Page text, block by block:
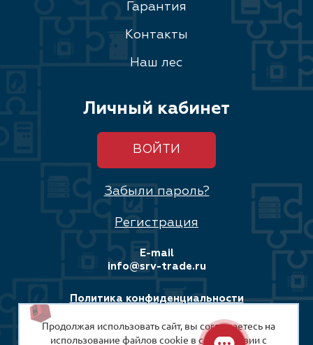
Гарантия
Контакты
Наш лес
Личный кабинет
ВОЙТИ
Забыли пароль?
Регистрация
E-mail
info@srv-trade.ru
Политика конфиденциальности
Соглашение на обработку персональных данных
Продолжая использовать сайт, вы соглашаетесь на
использование файлов cookie в соответствии с